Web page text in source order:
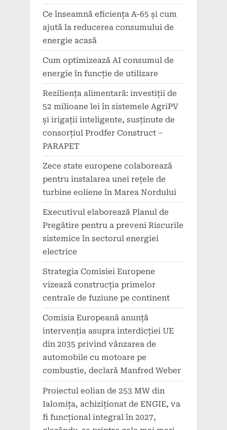
Ce înseamnă eficiența A-65 și cum
ajută la reducerea consumului de
energie acasă
Cum optimizează AI consumul de
energie în funcție de utilizare
Reziliența alimentară: investiții de
52 milioane lei în sistemele AgriPV
și irigații inteligente, susținute de
consorțiul Prodfer Construct –
PARAPET
Zece state europene colaborează
pentru instalarea unei rețele de
turbine eoliene în Marea Nordului
Executivul elaborează Planul de
Pregătire pentru a preveni Riscurile
sistemice în sectorul energiei
electrice
Strategia Comisiei Europene
vizează construcția primelor
centrale de fuziune pe continent
Comisia Europeană anunță
intervenția asupra interdicției UE
din 2035 privind vânzarea de
automobile cu motoare pe
combustie, declară Manfred Weber
Proiectul eolian de 253 MW din
Ialomița, achiziționat de ENGIE, va
fi funcțional integral în 2027,